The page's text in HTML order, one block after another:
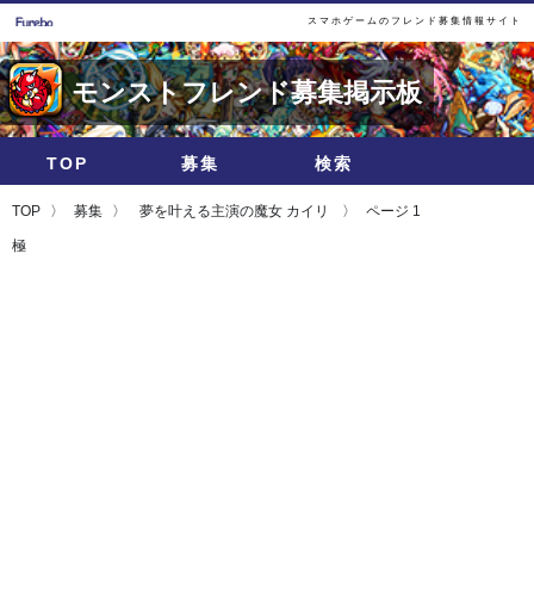
スマホゲームのフレンド募集情報サイト
モンストフレンド募集掲示板
TOP 募集 検索
TOP 募集 夢を叶える主演の魔女 カイリ ページ 1
極